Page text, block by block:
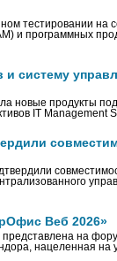
тестировании на
и программных
систему
новые продукты
IT
Веб 2026»
на
нацеленная